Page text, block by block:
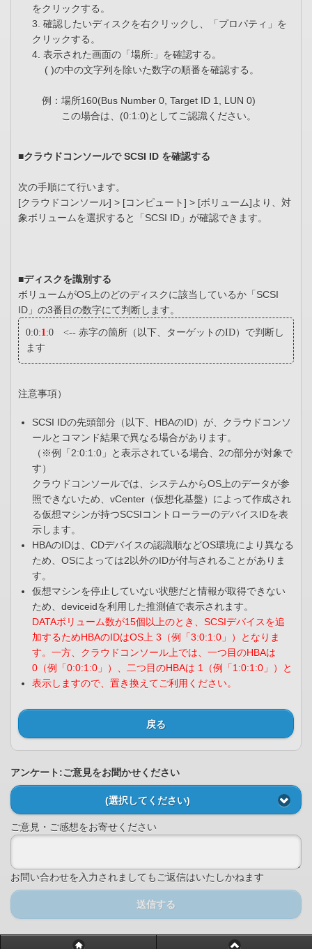
をクリックする。
3. 確認したいディスクを右クリックし、「プロパティ」を
クリックする。
4. 表示された画面の「場所:」を確認する。
( )の中の文字列を除いた数字の順番を確認する。
例：場所160(Bus Number 0, Target ID 1, LUN 0)
この場合は、(0:1:0)としてご認識ください。
■クラウドコンソールで SCSI ID を確認する
次の手順にて行います。
[クラウドコンソール] > [コンピュート] > [ボリューム]より、対
象ボリュームを選択すると「SCSI ID」が確認できます。
■ディスクを識別する
ボリュームがOS上のどのディスクに該当しているか「SCSI
ID」の3番目の数字にて判断します。
0:0:1:0 <-- 赤字の箇所（以下、ターゲットのID）で判断し
ます
注意事項）
SCSI IDの先頭部分（以下、HBAのID）が、クラウドコンソ
ールとコマンド結果で異なる場合があります。
（※例「2:0:1:0」と表示されている場合、2の部分が対象で
す）
クラウドコンソールでは、システムからOS上のデータが参
照できないため、vCenter（仮想化基盤）によって作成され
る仮想マシンが持つSCSIコントローラーのデバイスIDを表
示します。
HBAのIDは、CDデバイスの認識順などOS環境により異なる
ため、OSによっては2以外のIDが付与されることがありま
す。
仮想マシンを停止していない状態だと情報が取得できない
ため、deviceidを利用した推測値で表示されます。
DATAボリューム数が15個以上のとき、SCSIデバイスを追
加するためHBAのIDはOS上 3（例「3:0:1:0」）となりま
す。一方、クラウドコンソール上では、一つ目のHBAは
0（例「0:0:1:0」）、二つ目のHBAは 1（例「1:0:1:0」）と
表示しますので、置き換えてご利用ください。
戻る
アンケート:ご意見をお聞かせください
(選択してください)
ご意見・ご感想をお寄せください
お問い合わせを入力されましてもご返信はいたしかねます
送信する